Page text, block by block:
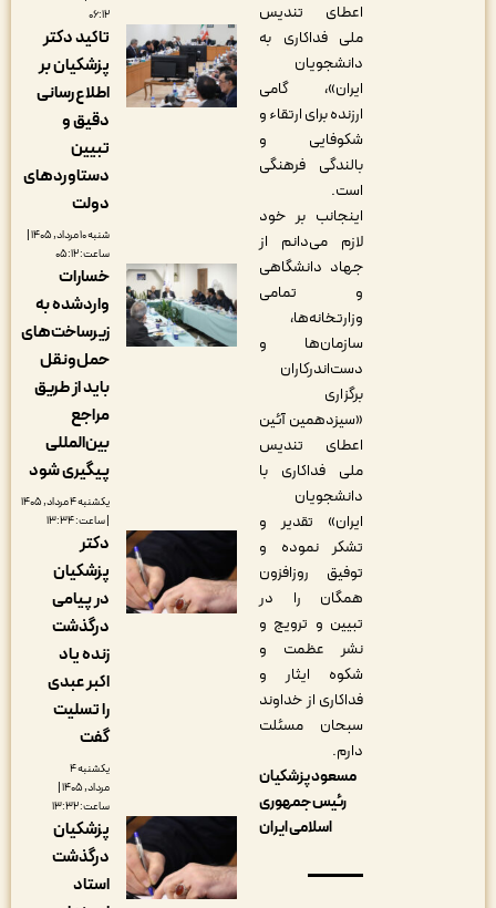
اعطای تندیس
ملی فداکاری به
دانشجویان
ایران»، گامی
ارزنده برای ارتقاء و
شکوفایی و
بالندگی فرهنگی
اینجانب بر خود
لازم می‌دانم از
جهاد دانشگاهی
و تمامی
وزارتخانه‌ها،
سازمان‌ها و
دست‌اندرکاران
«سیزدهمین آئین
اعطای تندیس
ملی فداکاری با
دانشجویان
ایران» تقدیر و
تشکر نموده و
توفیق روزافزون
همگان را در
تبیین و ترویج و
نشر عظمت و
شکوه ایثار و
فداکاری از خداوند
سبحان مسئلت
مسعود پزشکیان
رئیس جمهوری
اسلامی ایران
تاکید دکتر
پزشکیان بر
اطلاع‌رسانی
دستاوردهای
شنبه ۱۰ مرداد, ۱۴۰۵ |
خسارات
واردشده به
زیرساخت‌های
حمل‌ونقل
باید از طریق
بین‌المللی
پیگیری شود
یکشنبه ۴ مرداد, ۱۴۰۵
دکتر
پزشکیان
در پیامی
درگذشت
زنده یاد
اکبر عبدی
را تسلیت
مرداد, ۱۴۰۵ |
پزشکیان
درگذشت
استاد